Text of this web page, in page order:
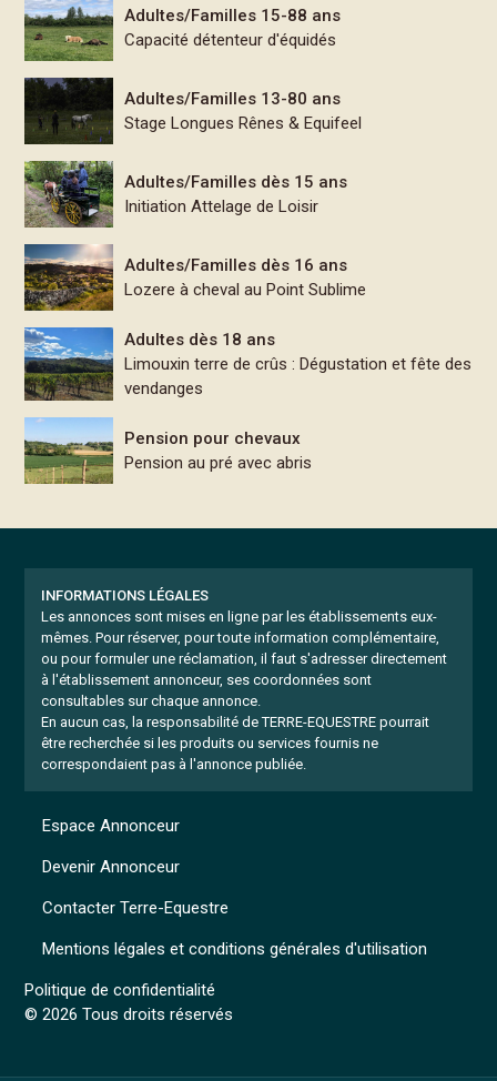
Adultes/Familles 15-88 ans
Capacité détenteur d'équidés
Adultes/Familles 13-80 ans
Stage Longues Rênes & Equifeel
Adultes/Familles dès 15 ans
Initiation Attelage de Loisir
Adultes/Familles dès 16 ans
Lozere à cheval au Point Sublime
Adultes dès 18 ans
Limouxin terre de crûs : Dégustation et fête des
vendanges
Pension pour chevaux
Pension au pré avec abris
INFORMATIONS LÉGALES
Les annonces sont mises en ligne par les établissements eux-
mêmes. Pour réserver, pour toute information complémentaire,
ou pour formuler une réclamation, il faut s'adresser directement
à l'établissement annonceur, ses coordonnées sont
consultables sur chaque annonce.
En aucun cas, la responsabilité de TERRE-EQUESTRE pourrait
être recherchée si les produits ou services fournis ne
correspondaient pas à l'annonce publiée.
Mentions légales et conditions générales d'utilisation
Politique de confidentialité
© 2026 Tous droits réservés
Espace Annonceur
Devenir Annonceur
Contacter Terre-Equestre